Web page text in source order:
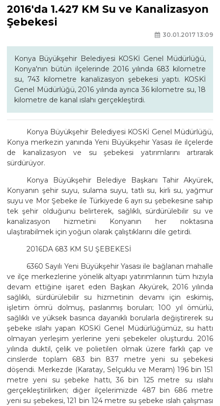
2016'da 1.427 KM Su ve Kanalizasyon
Şebekesi
30.01.2017 13:09
Konya Büyükşehir Belediyesi KOSKİ Genel Müdürlüğü,
Konya'nın bütün ilçelerinde 2016 yılında 683 kilometre
su, 743 kilometre kanalizasyon şebekesi yaptı. KOSKİ
Genel Müdürlüğü, 2016 yılında ayrıca 36 kilometre su, 18
kilometre de kanal ıslahı gerçekleştirdi.
Konya Büyükşehir Belediyesi KOSKİ Genel Müdürlüğü,
Konya merkezin yanında Yeni Büyükşehir Yasası ile ilçelerde
de kanalizasyon ve su şebekesi yatırımlarını artırarak
sürdürüyor.
Konya Büyükşehir Belediye Başkanı Tahir Akyürek,
Konyanın şehir suyu, sulama suyu, tatlı su, kirli su, yağmur
suyu ve Mor Şebeke ile Türkiyede 6 ayrı su şebekesine sahip
tek şehir olduğunu belirterek, sağlıklı, sürdürülebilir su ve
kanalizasyon hizmetini Konyanın her noktasına
ulaştırabilmek için yoğun olarak çalıştıklarını dile getirdi.
2016DA 683 KM SU ŞEBEKESİ
6360 Sayılı Yeni Büyükşehir Yasası ile bağlanan mahalle
ve ilçe merkezlerine yönelik altyapı yatırımlarının tüm hızıyla
devam ettiğine işaret eden Başkan Akyürek, 2016 yılında
sağlıklı, sürdürülebilir su hizmetinin devamı için eskimiş,
işletim ömrü dolmuş, paslanmış boruları; 100 yıl ömürlü,
sağlıklı ve yüksek basınca dayanıklı borularla değiştirerek su
şebeke ıslahı yapan KOSKİ Genel Müdürlüğümüz, su hattı
olmayan yerleşim yerlerine yeni şebekeler oluşturdu. 2016
yılında duktil, çelik ve polietilen olmak üzere farklı çap ve
cinslerde toplam 683 bin 837 metre yeni su şebekesi
döşendi. Merkezde (Karatay, Selçuklu ve Meram) 196 bin 151
metre yeni su şebeke hattı, 36 bin 125 metre su ıslahı
gerçekleştirilirken; diğer ilçelerimizde 487 bin 686 metre
yeni su şebekesi, 121 bin 124 metre su şebeke ıslah çalışması